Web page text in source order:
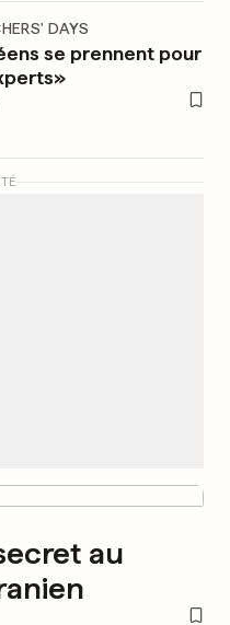
DAYS
se prennent pour
au